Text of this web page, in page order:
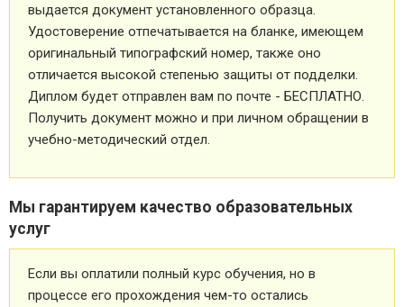
выдается документ установленного образца.
Удостоверение отпечатывается на бланке, имеющем
оригинальный типографский номер, также оно
отличается высокой степенью защиты от подделки.
Диплом будет отправлен вам по почте - БЕСПЛАТНО.
Получить документ можно и при личном обращении в
учебно-методический отдел.
Мы гарантируем качество образовательных
услуг
Если вы оплатили полный курс обучения, но в
процессе его прохождения чем-то остались